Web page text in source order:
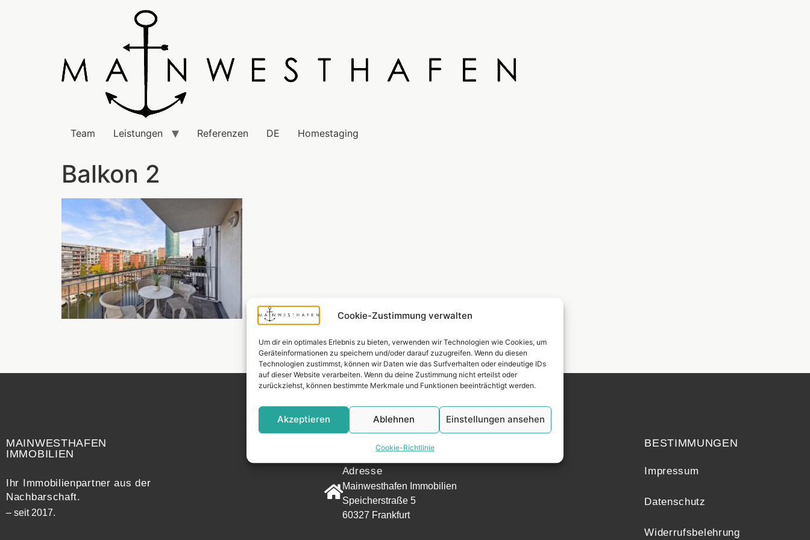
Cookie-Zustimmung verwalten
Um dir ein optimales Erlebnis zu bieten, verwenden wir Technologien wie Cookies, um
Geräteinformationen zu speichern und/oder darauf zuzugreifen. Wenn du diesen
Technologien zustimmst, können wir Daten wie das Surfverhalten oder eindeutige IDs
auf dieser Website verarbeiten. Wenn du deine Zustimmung nicht erteilst oder
zurückziehst, können bestimmte Merkmale und Funktionen beeinträchtigt werden.
Akzeptieren Ablehnen Einstellungen ansehen
Cookie-Richtlinie
Team Leistungen Referenzen DE Homestaging
Balkon 2
MAINWESTHAFEN
IMMOBILIEN
Ihr Immobilienpartner aus der
Nachbarschaft.
– seit 2017.
KONTAKT
Adresse
Mainwesthafen Immobilien
Speicherstraße 5
60327 Frankfurt
Widerrufsrecht
BESTIMMUNGEN
Impressum
Datenschutz
Widerrufsbelehrung